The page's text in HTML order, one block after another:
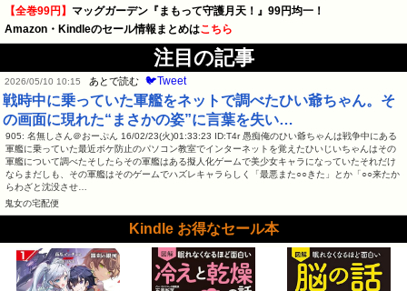
【全巻99円】 マッグガーデン『まもって守護月天！』99円均一！
Amazon・Kindleのセール情報まとめはこちら
注目の記事
2026/05/10 10:15 あとで読む 🐦Tweet
戦時中に乗っていた軍艦をネットで調べたひい爺ちゃん。そ
の画面に現れた“まさかの姿”に言葉を失い…
905: 名無しさん＠おーぷん 16/02/23(火)01:33:23 ID:T4r 愚痴俺のひい爺ちゃんは戦争中にある
軍艦に乗っていた最近ボケ防止のパソコン教室でインターネットを覚えたひいじいちゃんはその
軍艦について調べたそしたらその軍艦はある擬人化ゲームで美少女キャラになっていたそれだけ
ならまだしも、その軍艦はそのゲームでハズレキャラらしく「最悪また○○きた」とか「○○来たか
らわざと沈没させ…
鬼女の宅配便
Kindle お得なセール本